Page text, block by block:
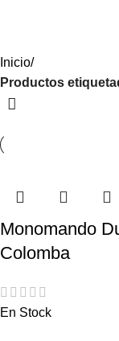
Inicio
Productos
Monomando
Colomba
En Stock